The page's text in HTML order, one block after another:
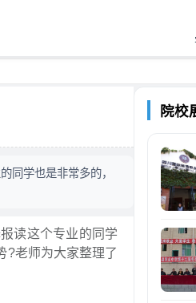
同学也是非常多的，
读这个专业的同学
?老师为大家整理了
院校